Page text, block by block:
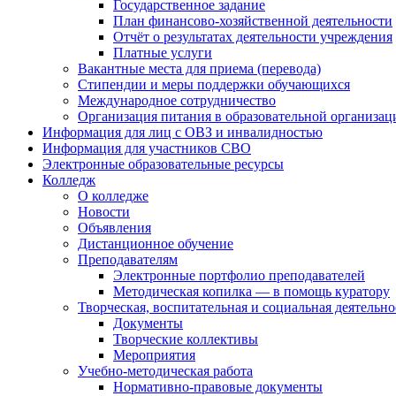
Государственное задание
План финансово-хозяйственной деятельности
Отчёт о результатах деятельности учреждения
Платные услуги
Вакантные места для приема (перевода)
Стипендии и меры поддержки обучающихся
Международное сотрудничество
Организация питания в образовательной
Информация для лиц с ОВЗ и инвалидностью
Информация для участников СВО
Электронные образовательные ресурсы
Колледж
О колледже
Новости
Объявления
Дистанционное обучение
Преподавателям
Электронные портфолио преподавателей
Методическая копилка — в помощь куратору
Творческая, воспитательная и социальная
Документы
Творческие коллективы
Мероприятия
Учебно-методическая работа
Нормативно-правовые документы